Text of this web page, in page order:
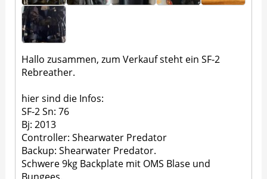
Hallo zusammen, zum Verkauf steht ein SF-2
Rebreather.
hier sind die Infos:
SF-2 Sn: 76
Bj: 2013
Controller: Shearwater Predator
Backup: Shearwater Predator.
Schwere 9kg Backplate mit OMS Blase und